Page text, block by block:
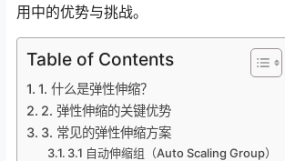
用中的优势与挑战。
Table of Contents
1. 什么是弹性伸缩？
2. 弹性伸缩的关键优势
3. 常见的弹性伸缩方案
3.1 自动伸缩组（Auto Scaling Group）